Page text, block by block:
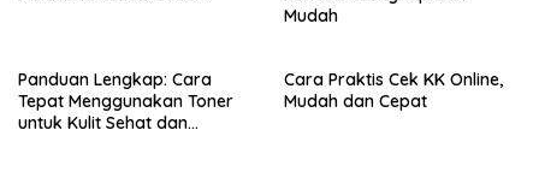
Mudah
Panduan Lengkap: Cara
Tepat Menggunakan Toner
untuk Kulit Sehat dan
Cara Praktis Cek KK Online,
Mudah dan Cepat